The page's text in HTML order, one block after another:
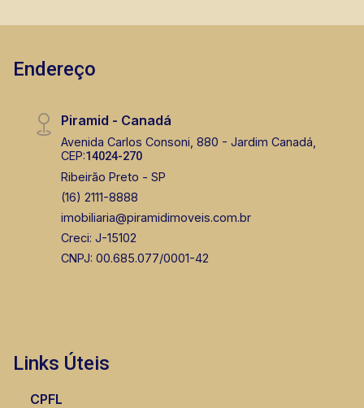
Endereço
Piramid - Canadá
Avenida Carlos Consoni, 880 - Jardim Canadá,
CEP:14024-270
Ribeirão Preto - SP
(16) 2111-8888
imobiliaria@piramidimoveis.com.br
Creci: J-15102
CNPJ: 00.685.077/0001-42
Links Úteis
CPFL